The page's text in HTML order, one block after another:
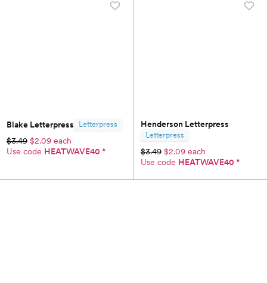
Blake Letterpress Letterpress
$3.49 $2.09 each
Use code HEATWAVE40 *
Henderson Letterpress
Letterpress
$3.49 $2.09 each
Use code HEATWAVE40 *